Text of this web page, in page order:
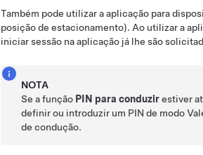
Também pode utilizar a aplicação para
posição de estacionamento). Ao utilizar a
iniciar sessão na aplicação já lhe são
NOTA
Se a função PIN para conduzirestiver
definir ou introduzir um PIN de modo
de condução.